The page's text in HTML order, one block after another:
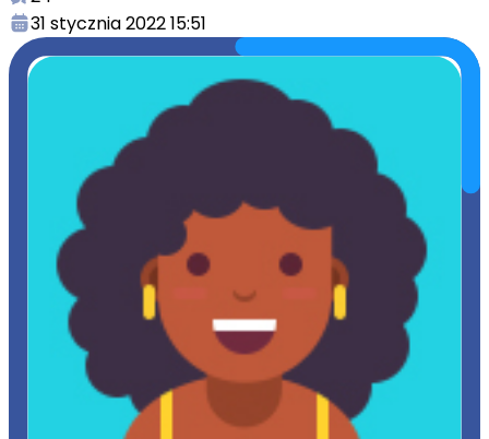
31 stycznia 2022 15:51